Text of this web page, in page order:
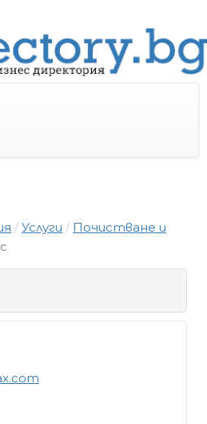
Услуги
Почистване и